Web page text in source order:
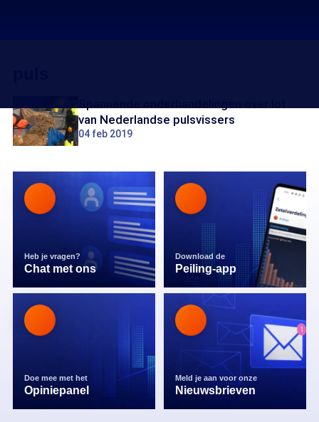
van Nederlandse pulsvissers
04 feb 2019
Heb je vragen?
Chat met ons
Download de
Peiling-app
Doe mee met het
Opiniepanel
Meld je aan voor onze
Nieuwsbrieven